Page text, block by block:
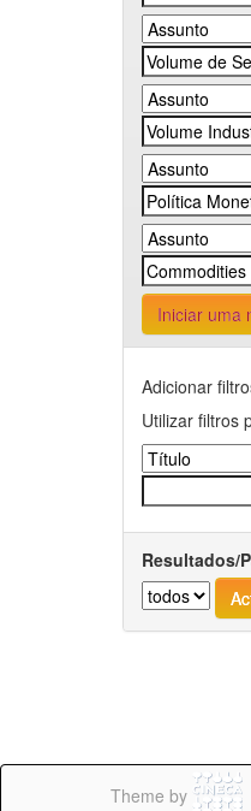
Iniciar uma
Adicionar
Utilizar filtros
Resultados/
Theme by